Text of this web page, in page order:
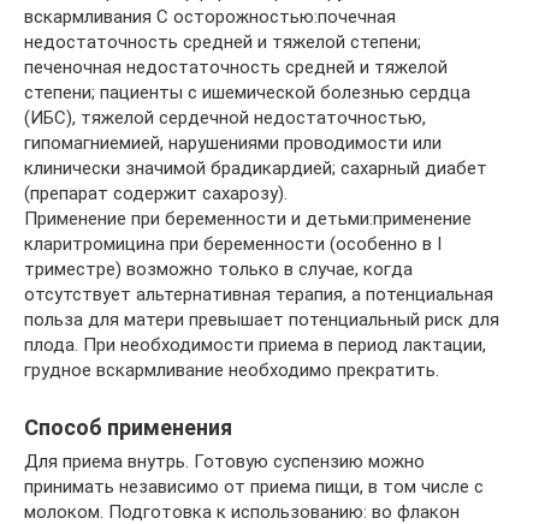
вскармливания С осторожностью:почечная
недостаточность средней и тяжелой степени;
печеночная недостаточность средней и тяжелой
степени; пациенты с ишемической болезнью сердца
(ИБС), тяжелой сердечной недостаточностью,
гипомагниемией, нарушениями проводимости или
клинически значимой брадикардией; сахарный диабет
(препарат содержит сахарозу).
Применение при беременности и детьми:применение
кларитромицина при беременности (особенно в I
триместре) возможно только в случае, когда
отсутствует альтернативная терапия, а потенциальная
польза для матери превышает потенциальный риск для
плода. При необходимости приема в период лактации,
грудное вскармливание необходимо прекратить.
Способ применения
Для приема внутрь. Готовую суспензию можно
принимать независимо от приема пищи, в том числе с
молоком. Подготовка к использованию: во флакон